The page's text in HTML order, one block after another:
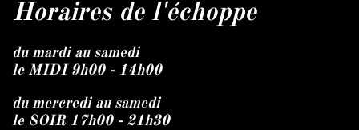
Horaires de l'échoppe
du mardi au samedi
le MIDI 9h00 - 14h00
du mercredi au samedi
le SOIR 17h00 - 21h30